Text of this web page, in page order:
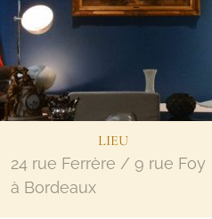
LIEU
24 rue Ferrère / 9 rue Foy
à Bordeaux